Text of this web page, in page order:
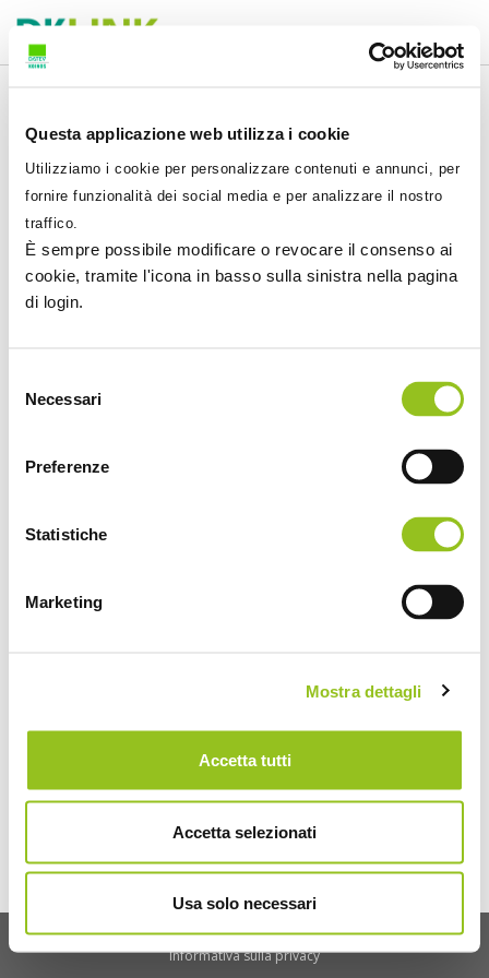
Questa applicazione web utilizza i cookie
Utilizziamo i cookie per personalizzare contenuti e annunci, per
fornire funzionalità dei social media e per analizzare il nostro
traffico.
È sempre possibile modificare o revocare il consenso ai
cookie, tramite l'icona in basso sulla sinistra nella pagina
di login.
delNecessari
Preferenze
Statistiche
Marketing
Mostra dettagli
Accetta tutti
Accetta selezionati
Usa solo necessari
Accedi a DKLink
© 2026 DATEV KOINOS - P.I. 03336420967 -Informativa cookie|
Informativa sulla privacy